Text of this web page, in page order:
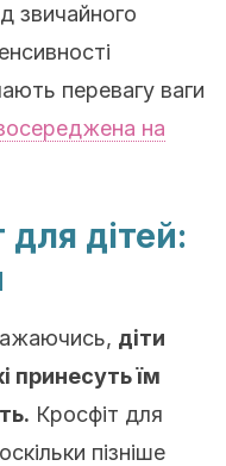
звичайного
перевагу ваги
на
для дітей:
діти
принесуть їм
Кросфіт для
пізніше